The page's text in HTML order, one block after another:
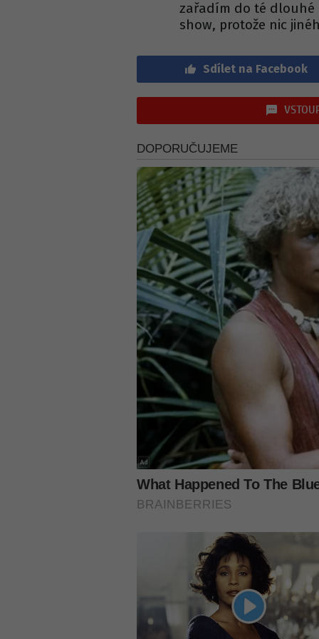
zařadím do té
show, protože nic
Sdílet na Facebook